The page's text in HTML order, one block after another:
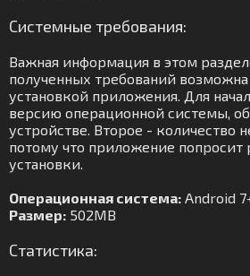
Системные требования:
Важная информация в этом
полученных требований
установкой приложения. Для
версию операционной системы,
устройстве. Второе - количество
потому что приложение попросит
установки.
Операционная система: Android
Размер: 502MB
Статистика: